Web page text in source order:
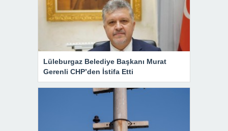
Lüleburgaz Belediye Başkanı Murat
Gerenli CHP’den İstifa Etti